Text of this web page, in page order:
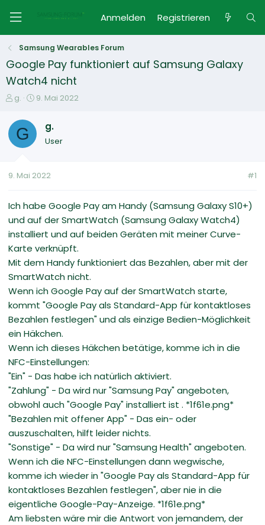
Anmelden Registrieren
Samsung Wearables Forum
Google Pay funktioniert auf Samsung Galaxy
Watch4 nicht
E
s
e
e
g.
E
t
t
m
9. Mai 2022
G g.
User
9. Mai 2022 #1
Ich habe Google Pay am Handy (Samsung Galaxy S10+)
und auf der SmartWatch (Samsung Galaxy Watch4)
installiert und auf beiden Geräten mit meiner Curve-
Karte verknüpft.
Mit dem Handy funktioniert das Bezahlen, aber mit der
SmartWatch nicht.
Wenn ich Google Pay auf der SmartWatch starte,
kommt "Google Pay als Standard-App für kontaktloses
Bezahlen festlegen" und als einzige Bedien-Möglichkeit
ein Häkchen.
Wenn ich dieses Häkchen betätige, komme ich in die
NFC-Einstellungen:
"Ein" - Das habe ich natürlich aktiviert.
"Zahlung" - Da wird nur "Samsung Pay" angeboten,
obwohl auch "Google Pay" installiert ist ‌. *1f61e.png*
"Bezahlen mit offener App" - Das ein- oder
auszuschalten, hilft leider nichts.
"Sonstige" - Da wird nur "Samsung Health" angeboten.
Wenn ich die NFC-Einstellungen dann wegwische,
komme ich wieder in "Google Pay als Standard-App für
kontaktloses Bezahlen festlegen", aber nie in die
eigentliche Google-Pay-Anzeige. *1f61e.png*
Am liebsten wäre mir die Antwort von jemandem, der